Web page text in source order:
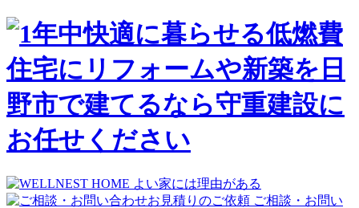
ご相談・お問い